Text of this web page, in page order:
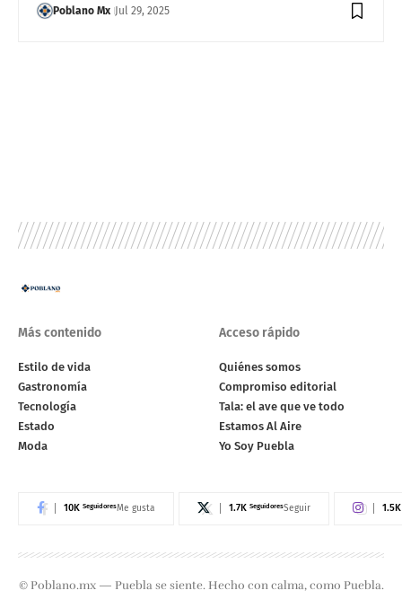
Poblano Mx Jul 29, 2025
Más contenido
Estilo de vida
Gastronomía
Tecnología
Estado
Moda
Acceso rápido
Quiénes somos
Compromiso editorial
Tala: el ave que ve todo
Estamos Al Aire
Yo Soy Puebla
10K SeguidoresMe gusta 1.7K SeguidoresSeguir 1.5K
© Poblano.mx — Puebla se siente. Hecho con calma, como Puebla.